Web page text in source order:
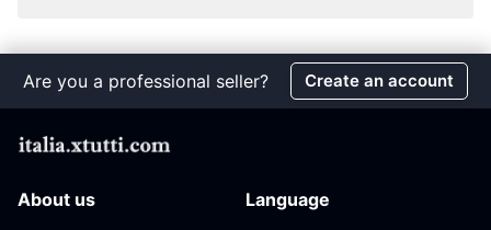
Are you a professional seller? Create an account
About us Language